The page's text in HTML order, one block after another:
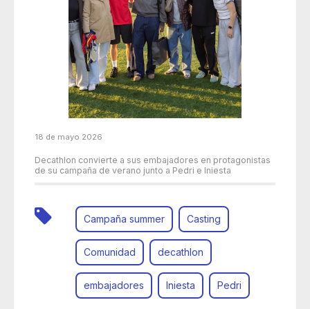
18 de mayo 2026
Decathlon convierte a sus embajadores en protagonistas
de su campaña de verano junto a Pedri e Iniesta
Campaña summer Casting
Comunidad decathlon
embajadores Iniesta Pedri